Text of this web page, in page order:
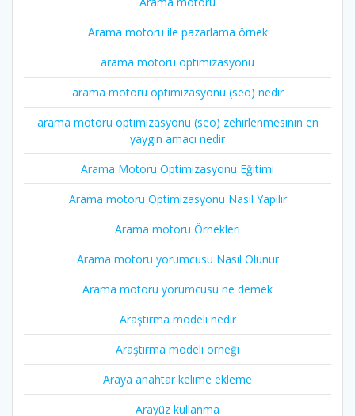
Arama motoru ile pazarlama örnek
arama motoru optimizasyonu
arama motoru optimizasyonu (seo) nedir
arama motoru optimizasyonu (seo) zehirlenmesinin en
yaygın amacı nedir
Arama Motoru Optimizasyonu Eğitimi
Arama motoru Optimizasyonu Nasıl Yapılır
Arama motoru Örnekleri
Arama motoru yorumcusu Nasıl Olunur
Arama motoru yorumcusu ne demek
Araştırma modeli nedir
Araştırma modeli örneği
Araya anahtar kelime ekleme
Arayüz kullanma